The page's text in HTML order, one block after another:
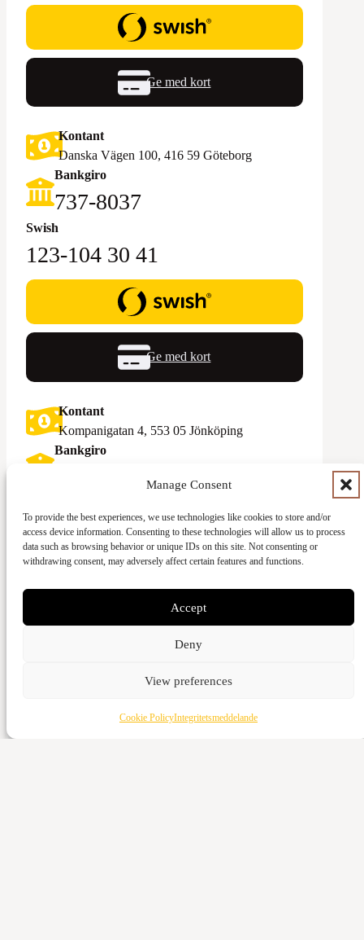
Manage Consent
To provide the best experiences, we use technologies like cookies to store and/or
access device information. Consenting to these technologies will allow us to process
data such as browsing behavior or unique IDs on this site. Not consenting or
withdrawing consent, may adversely affect certain features and functions.
Accept
Deny
View preferences
Cookie PolicyIntegritetsmeddelande
Ge med kort
Kontant
Danska Vägen 100, 416 59 Göteborg
Bankgiro
‪737-8037‬
Swish
123-104 30 41
Ge med kort
Kontant
Kompanigatan 4, 553 05 Jönköping
Bankgiro
5743-2569‬
123-083 92 58